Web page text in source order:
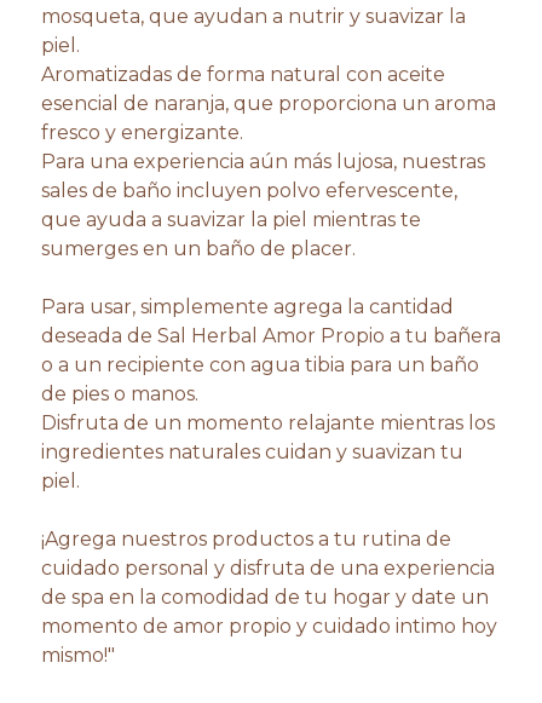
mosqueta, que ayudan a nutrir y suavizar la
piel.
Aromatizadas de forma natural con aceite
esencial de naranja, que proporciona un aroma
fresco y energizante.
Para una experiencia aún más lujosa, nuestras
sales de baño incluyen polvo efervescente,
que ayuda a suavizar la piel mientras te
sumerges en un baño de placer.
Para usar, simplemente agrega la cantidad
deseada de Sal Herbal Amor Propio a tu bañera
o a un recipiente con agua tibia para un baño
de pies o manos.
Disfruta de un momento relajante mientras los
ingredientes naturales cuidan y suavizan tu
piel.
¡Agrega nuestros productos a tu rutina de
cuidado personal y disfruta de una experiencia
de spa en la comodidad de tu hogar y date un
momento de amor propio y cuidado intimo hoy
mismo!"